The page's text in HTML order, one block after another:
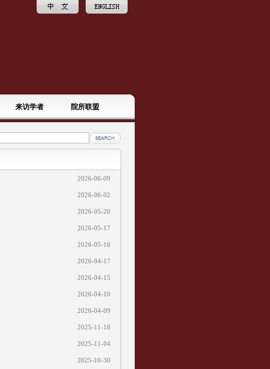
来访学者 院所联盟
2026-06-09
2026-06-02
2026-05-20
2026-05-17
2026-05-16
2026-04-17
2026-04-15
2026-04-10
2026-04-09
2025-11-18
2025-11-04
2025-10-30